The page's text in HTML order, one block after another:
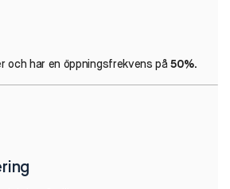
och har en öppningsfrekvens på50%.